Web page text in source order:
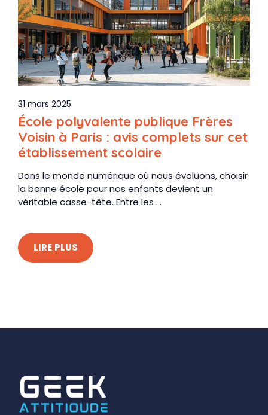
31 mars 2025
École polyvalente publique Frères
Voisin à Paris : avis complets sur cet
établissement scolaire
Dans le monde numérique où nous évoluons, choisir
la bonne école pour nos enfants devient un
véritable casse-tête. Entre les ...
LIRE PLUS